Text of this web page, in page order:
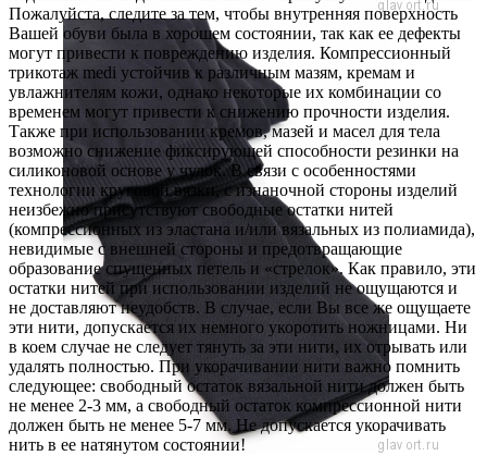
Пожалуйста, следите за тем, чтобы внутренняя поверхность
Вашей обуви была в хорошем состоянии, так как ее дефекты
могут привести к повреждению изделия. Компрессионный
трикотаж medi устойчив к различным мазям, кремам и
увлажнителям кожи, однако некоторые их комбинации со
временем могут привести к снижению прочности изделия.
Также при использовании кремов, мазей и масел для тела
возможно снижение фиксирующей способности резинки на
силиконовой основе у чулок. В связи с особенностями
технологии круговой вязки, с изнаночной стороны изделий
неизбежно присутствуют свободные остатки нитей
(компрессионных из эластана и/или вязальных из полиамида),
невидимые с внешней стороны и предотвращающие
образование спущенных петель и «стрелок». Как правило, эти
остатки нитей при использовании изделий не ощущаются и
не доставляют неудобств. В случае, если Вы все же ощущаете
эти нити, допускается их немного укоротить ножницами. Ни
в коем случае не следует тянуть за эти нити, их отрывать или
удалять полностью. При укорачивании нити важно помнить
следующее: свободный остаток вязальной нити должен быть
не менее 2-3 мм, а свободный остаток компрессионной нити
должен быть не менее 5-7 мм. Не допускается укорачивать
нить в ее натянутом состоянии!